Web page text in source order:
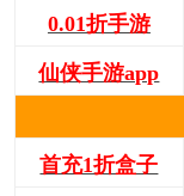
0.01折手游
仙侠手游app
首充1折盒子